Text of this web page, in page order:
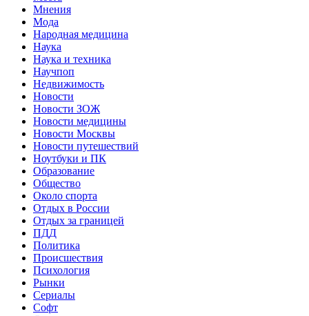
Мнения
Мода
Народная медицина
Наука
Наука и техника
Научпоп
Недвижимость
Новости
Новости ЗОЖ
Новости медицины
Новости Москвы
Новости путешествий
Ноутбуки и ПК
Образование
Общество
Около спорта
Отдых в России
Отдых за границей
ПДД
Политика
Происшествия
Психология
Рынки
Сериалы
Софт